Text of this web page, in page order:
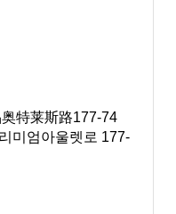
特莱斯路177-74
미엄아울렛로 177-